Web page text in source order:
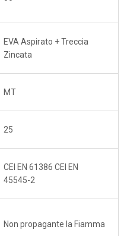
EVA Aspirato + Treccia
Zincata
MT
25
CEI EN 61386 CEI EN
45545-2
Non propagante la Fiamma